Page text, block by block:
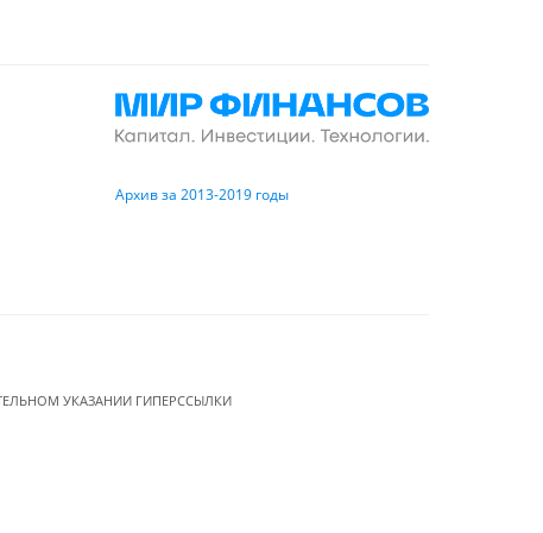
Архив за 2013-2019 годы
УКАЗАНИИ ГИПЕРССЫЛКИ